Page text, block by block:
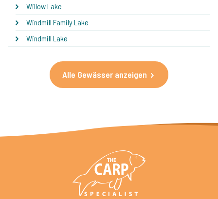
Willow Lake
Windmill Family Lake
Windmill Lake
Alle Gewässer anzeigen